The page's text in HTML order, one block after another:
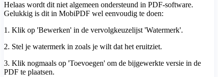
Helaas wordt dit niet algemeen ondersteund in PDF-software.
Gelukkig is dit in MobiPDF wel eenvoudig te doen:
1. Klik op 'Bewerken' in de vervolgkeuzelijst 'Watermerk'.
2. Stel je watermerk in zoals je wilt dat het eruitziet.
3. Klik nogmaals op 'Toevoegen' om de bijgewerkte versie in de
PDF te plaatsen.